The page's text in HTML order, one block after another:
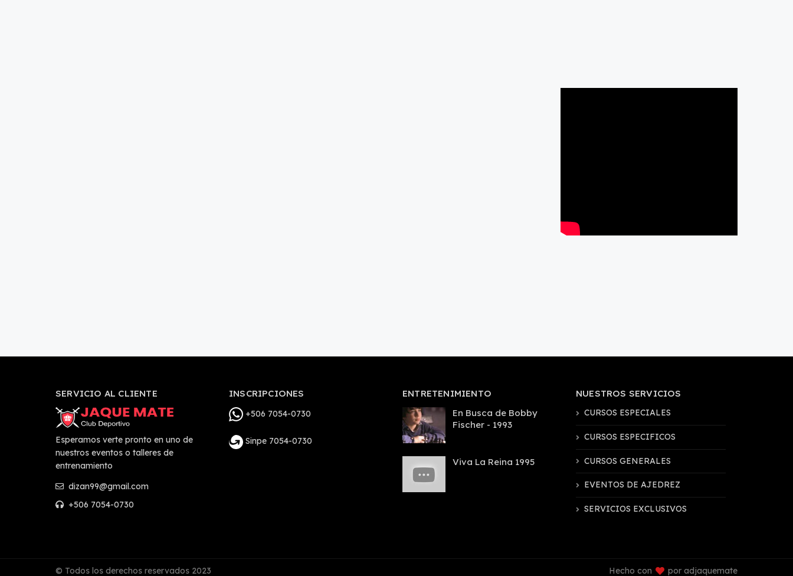
SERVICIO AL CLIENTE
Esperamos verte pronto en uno de
nuestros eventos o talleres de
entrenamiento
dizan99@gmail.com
+506 7054-0730
INSCRIPCIONES
+506 7054-0730
Sinpe 7054-0730
ENTRETENIMIENTO
En Busca de Bobby
Fischer - 1993
Viva La Reina 1995
NUESTROS SERVICIOS
CURSOS ESPECIALES
CURSOS ESPECIFICOS
CURSOS GENERALES
EVENTOS DE AJEDREZ
SERVICIOS EXCLUSIVOS
© Todos los derechos reservados 2023 Hecho con por adjaquemate